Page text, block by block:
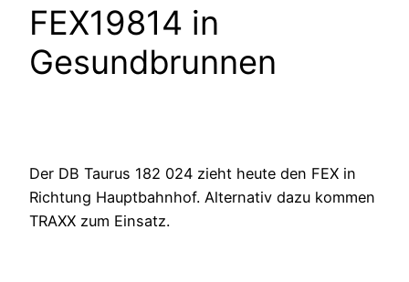
FEX19814 in
Gesundbrunnen
Der DB Taurus 182 024 zieht heute den FEX in
Richtung Hauptbahnhof. Alternativ dazu kommen
TRAXX zum Einsatz.